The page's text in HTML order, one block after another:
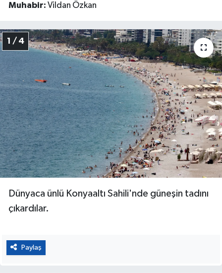
Muhabir: Vildan Özkan
1 / 4
Dünyaca ünlü Konyaaltı Sahili'nde güneşin tadını
çıkardılar.
Paylaş